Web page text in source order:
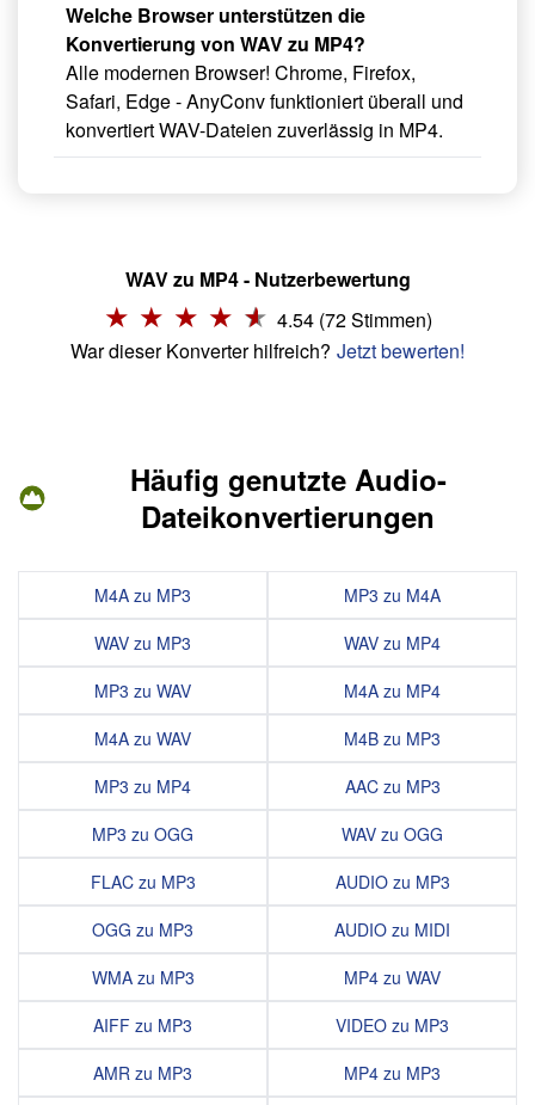
Welche Browser unterstützen die
Konvertierung von WAV zu MP4?
Alle modernen Browser! Chrome, Firefox,
Safari, Edge - AnyConv funktioniert überall und
konvertiert WAV-Dateien zuverlässig in MP4.
WAV zu MP4 - Nutzerbewertung
4.54 (72 Stimmen)
War dieser Konverter hilfreich? Jetzt bewerten!
Häufig genutzte Audio-
Dateikonvertierungen
M4A zu MP3
WAV zu MP3
MP3 zu WAV
M4A zu WAV
MP3 zu MP4
MP3 zu OGG
FLAC zu MP3
OGG zu MP3
WMA zu MP3
AIFF zu MP3
AMR zu MP3
MP3 zu M4A
WAV zu MP4
M4A zu MP4
M4B zu MP3
AAC zu MP3
WAV zu OGG
AUDIO zu MP3
AUDIO zu MIDI
MP4 zu WAV
VIDEO zu MP3
MP4 zu MP3